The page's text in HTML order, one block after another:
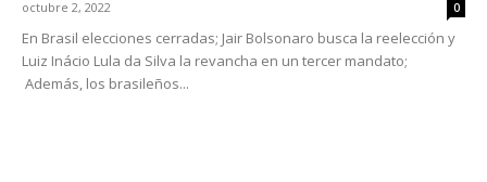
octubre 2, 2022 0
En Brasil elecciones cerradas; Jair Bolsonaro busca la reelección y
Luiz Inácio Lula da Silva la revancha en un tercer mandato;
Además, los brasileños...